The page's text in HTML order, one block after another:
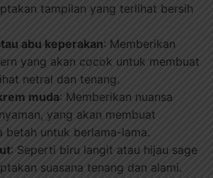
tampilan yang terlihat bersih
abu keperakan: Memberikan
yang akan cocok untuk membuat
netral dan tenang.
muda: Memberikan nuansa
yang akan membuat
betah untuk berlama-lama.
: Seperti biru langit atau hijau sage
suasana tenang dan alami.